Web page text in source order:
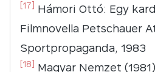
[17]
Hámori Ottó: Egy
Filmnovella Petschauer
Sportpropaganda, 1983
[18] Magyar Nemzet